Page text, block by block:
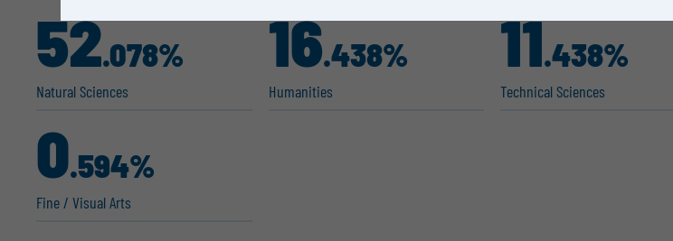
Natural Sciences
52.078%
Humanities
16.438%
Technical Sciences
11.438%
Fine / Visual Arts
0.594%